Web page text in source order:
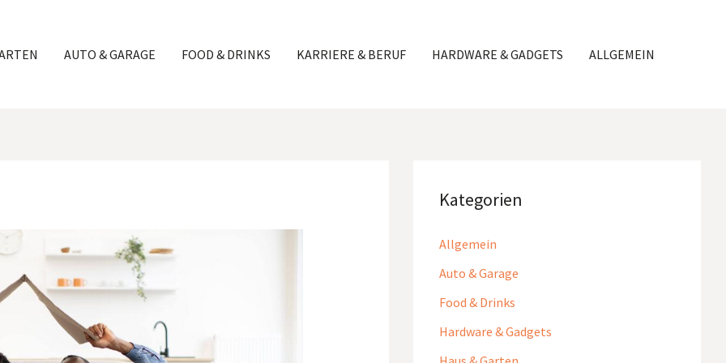
AUTO & GARAGE FOOD & DRINKS KARRIERE & BERUF HARDWARE & GADGETS ALLGEMEIN
Kategorien
Allgemein
Auto & Garage
Food & Drinks
Hardware & Gadgets